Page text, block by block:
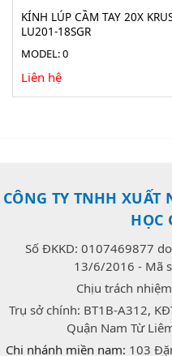
KÍNH LÚP CẦM TAY 20X
LU201-18SGR
MODEL: 0
Liên hệ
CÔNG TY TNHH XUẤT
HỌC
Số ĐKKD: 0107469877
13/6/2016 - Mã
Chịu trách
Trụ sở chính: BT1B-A312,
Quận Nam Từ
Chi nhánh miền nam: 103